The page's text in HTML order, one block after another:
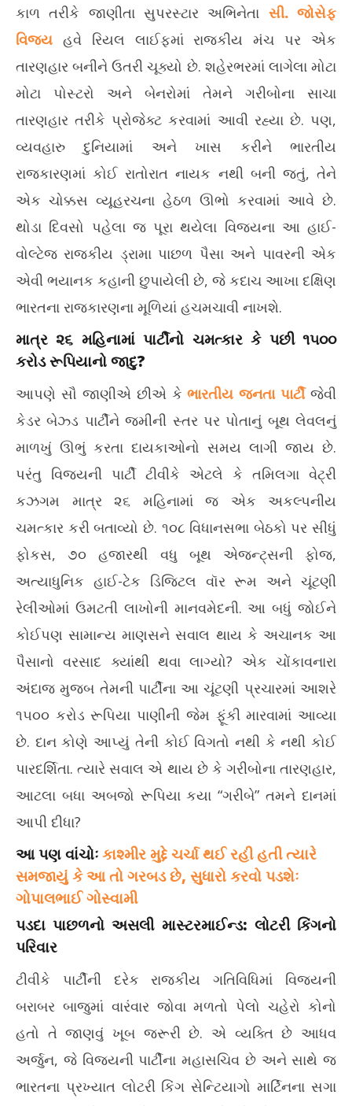
NOW VIEWING
લોટરી કિંગની તિજોરી અને ચર્ચના આશીર્વાદ: સી. જોસેફ વિજયના
રાજકીય નાટક પાછળનો અસલી ખેલ
14,
2026
14,
કાળ તરીકે જાણીતા સુપરસ્ટાર અભિનેતા સી. જોસેફ
વિજય હવે રિયલ લાઈફમાં રાજકીય મંચ પર એક
તારણહાર બનીને ઉતરી ચૂક્યો છે. શહેરભરમાં લાગેલા મોટા
મોટા પોસ્ટરો અને બેનરોમાં તેમને ગરીબોના સાચા
તારણહાર તરીકે પ્રોજેક્ટ કરવામાં આવી રહ્યા છે. પણ,
વ્યવહારુ દુનિયામાં અને ખાસ કરીને ભારતીય
રાજકારણમાં કોઈ રાતોરાત નાયક નથી બની જતું, તેને
એક ચોક્કસ વ્યૂહરચના હેઠળ ઊભો કરવામાં આવે છે.
થોડા દિવસો પહેલા જ પૂરા થયેલા વિજયના આ હાઈ-
વોલ્ટેજ રાજકીય ડ્રામા પાછળ પૈસા અને પાવરની એક
એવી ભયાનક કહાની છુપાયેલી છે, જે કદાચ આખા દક્ષિણ
ભારતના રાજકારણના મૂળિયાં હચમચાવી નાખશે.
માત્ર ૨૬ મહિનામાં પાર્ટીનો ચમત્કાર કે પછી ૧૫૦૦
કરોડ રૂપિયાનો જાદુ?
આપણે સૌ જાણીએ છીએ કેભારતીય જનતા પાર્ટીજેવી
કેડર બેઝ્ડ પાર્ટીને જમીની સ્તર પર પોતાનું બૂથ લેવલનું
માળખું ઊભું કરતા દાયકાઓનો સમય લાગી જાય છે.
પરંતુ વિજયની પાર્ટી ટીવીકે એટલે કે તમિલગા વેટ્રી
કઝગમ માત્ર ૨૬ મહિનામાં જ એક અકલ્પનીય
ચમત્કાર કરી બતાવ્યો છે. ૧૦૮ વિધાનસભા બેઠકો પર સીધું
ફોકસ, ૭૦ હજારથી વધુ બૂથ એજન્ટ્સની ફોજ,
અત્યાધુનિક હાઈ-ટેક ડિજિટલ વૉર રૂમ અને ચૂંટણી
રેલીઓમાં ઉમટતી લાખોની માનવમેદની. આ બધું જોઈને
કોઈપણ સામાન્ય માણસને સવાલ થાય કે અચાનક આ
પૈસાનો વરસાદ ક્યાંથી થવા લાગ્યો? એક ચોંકાવનારા
અંદાજ મુજબ તેમની પાર્ટીના આ ચૂંટણી પ્રચારમાં આશરે
૧૫૦૦ કરોડ રૂપિયા પાણીની જેમ ફૂંકી મારવામાં આવ્યા
છે. દાન કોણે આપ્યું તેની કોઈ વિગતો નથી કે નથી કોઈ
પારદર્શિતા. ત્યારે સવાલ એ થાય છે કે ગરીબોના તારણહાર,
આટલા બધા અબજો રૂપિયા કયા “ગરીબે” તમને દાનમાં
આપી દીધા?
આ પણ વાંચોઃકાશ્મીર મુદ્દે ચર્ચા થઈ રહી હતી ત્યારે
સમજાયું કે આ તો ગરબડ છે, સુધારો કરવો પડશેઃ
ગોપાલભાઈ ગોસ્વામી
પડદા પાછળનો અસલી માસ્ટરમાઈન્ડ: લોટરી કિંગનો
પરિવાર
ટીવીકે પાર્ટીની દરેક રાજકીય ગતિવિધિમાં વિજયની
બરાબર બાજુમાં વારંવાર જોવા મળતો પેલો ચહેરો કોનો
હતો તે જાણવું ખૂબ જરૂરી છે. એ વ્યક્તિ છે આધવ
અર્જુન, જે વિજયની પાર્ટીના મહાસચિવ છે અને સાથે જ
ભારતના પ્રખ્યાત લોટરી કિંગ સેન્ટિયાગો માર્ટિનના સગા